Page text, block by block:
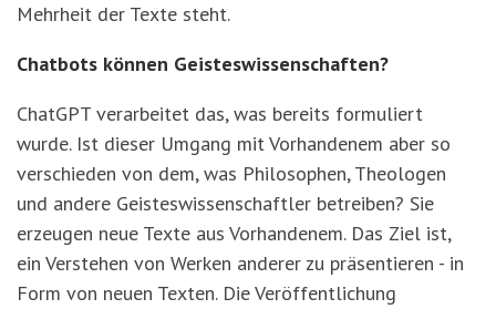
Mehrheit der Texte steht.
Chatbots können Geisteswissenschaften?
ChatGPT verarbeitet das, was bereits formuliert
wurde. Ist dieser Umgang mit Vorhandenem aber so
verschieden von dem, was Philosophen, Theologen
und andere Geisteswissenschaftler betreiben? Sie
erzeugen neue Texte aus Vorhandenem. Das Ziel ist,
ein Verstehen von Werken anderer zu präsentieren - in
Form von neuen Texten. Die Veröffentlichung